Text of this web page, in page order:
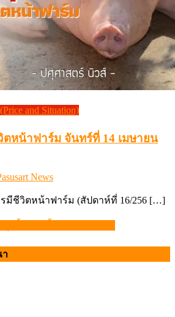
and Situation)
หน้าฟาร์ม จันทร์ที่ 14 เมษายน
News
มีชีวิตหน้าฟาร์ม (สัปดาห์ที่ 16/256 […]
า